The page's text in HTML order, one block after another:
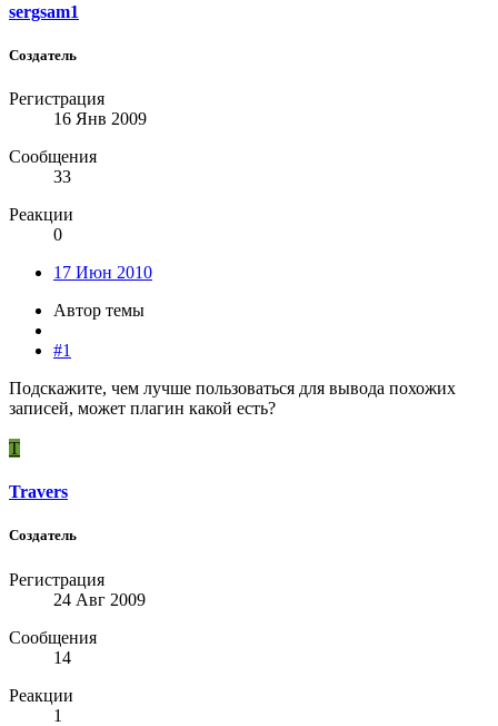
sergsam1
Создатель
Регистрация
16 Янв 2009
Сообщения
33
Реакции
0
17 Июн 2010
Автор темы
#1
Подскажите, чем лучше пользоваться для вывода похожих
записей, может плагин какой есть?
T
Travers
Создатель
Регистрация
24 Авг 2009
Сообщения
14
Реакции
1